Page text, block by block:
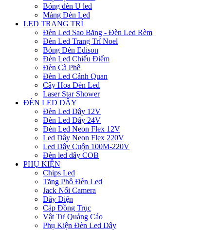
Bóng đèn U led
Máng Đèn Led
LED TRANG TRÍ
Đèn Led Sao Băng - Đèn Led Rèm
Đèn Led Trang Trí Noel
Bóng Đèn Edison
Đèn Led Chiếu Điểm
Đèn Cà Phê
Đèn Led Cảnh Quan
Cây Hoa Đèn Led
Laser Star Shower
ĐÈN LED DÂY
Đèn Led Dây 12V
Đèn Led Dây 24V
Đèn Led Neon Flex 12V
Led Dây Neon Flex 220V
Led Dây Cuộn 100M-220V
Đèn led dây COB
PHỤ KIỆN
Chips Led
Tăng Phô Đèn Led
Jack Nối Camera
Dây Điện
Cáp Đồng Trục
Vật Tư Quảng Cáo
Phụ Kiện Đèn Led Dây